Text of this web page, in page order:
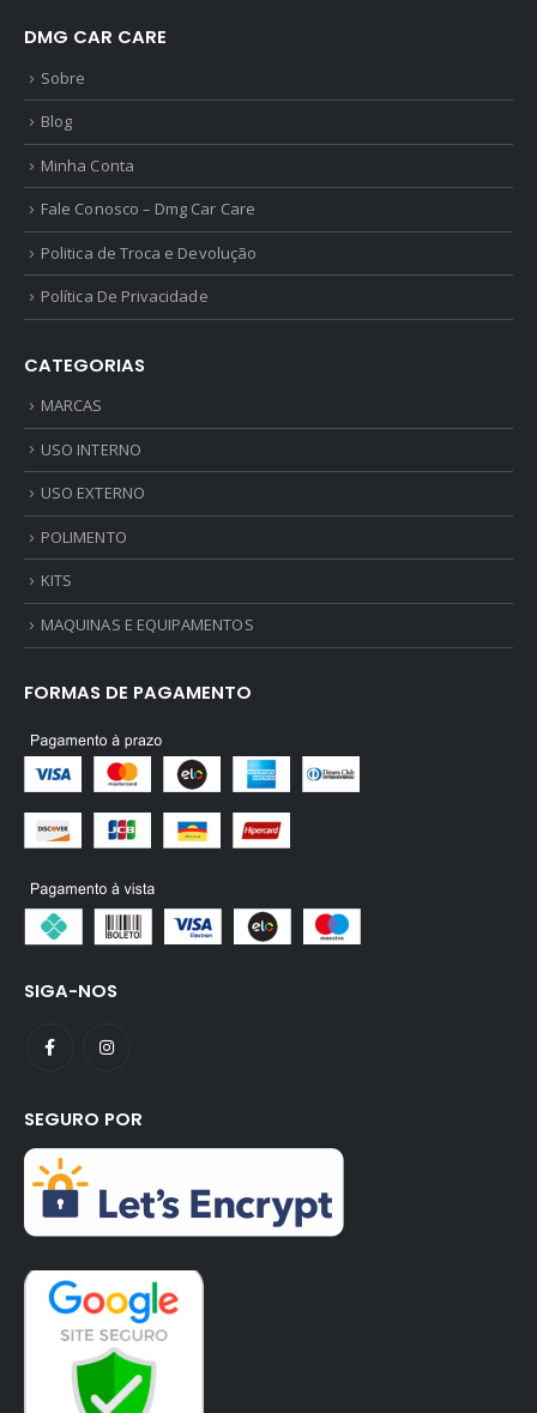
DMG CAR CARE
Sobre
Blog
Minha Conta
Fale Conosco – Dmg Car Care
Politica de Troca e Devolução
Política De Privacidade
CATEGORIAS
MARCAS
USO INTERNO
USO EXTERNO
POLIMENTO
KITS
MAQUINAS E EQUIPAMENTOS
FORMAS DE PAGAMENTO
SIGA-NOS
SEGURO POR